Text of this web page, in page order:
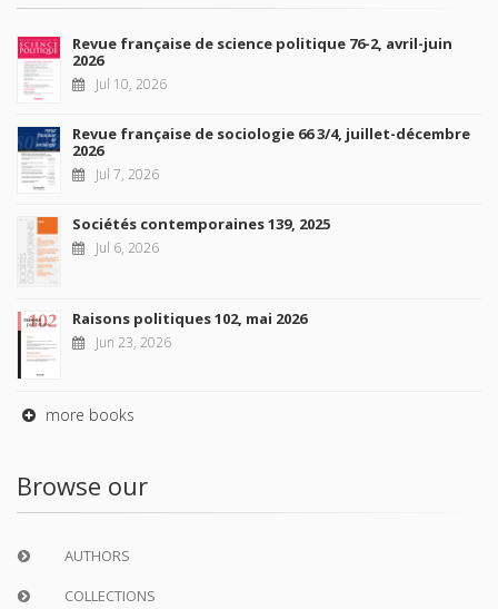
Revue française de science politique 76-2, avril-juin
2026
Jul 10, 2026
Revue française de sociologie 66 3/4, juillet-décembre
2026
Jul 7, 2026
Sociétés contemporaines 139, 2025
Jul 6, 2026
Raisons politiques 102, mai 2026
Jun 23, 2026
more books
Browse our
AUTHORS
COLLECTIONS